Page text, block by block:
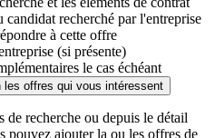
recherché par l'entreprise
à cette offre
(si présente)
le cas échéant
offres qui vous intéressent
de recherche ou depuis le détail
pouvez ajouter la ou les offres de